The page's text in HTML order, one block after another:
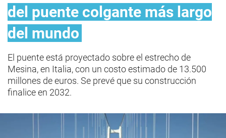
del puente colgante más largo
del mundo
El puente está proyectado sobre el estrecho de
Mesina, en Italia, con un costo estimado de 13.500
millones de euros. Se prevé que su construcción
finalice en 2032.